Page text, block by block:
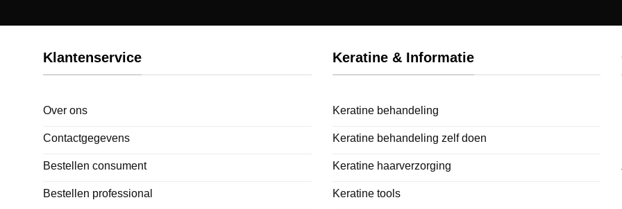
Klantenservice
Over ons
Contactgegevens
Bestellen consument
Bestellen professional
Keratine & Informatie
Keratine behandeling
Keratine behandeling zelf doen
Keratine haarverzorging
Keratine tools